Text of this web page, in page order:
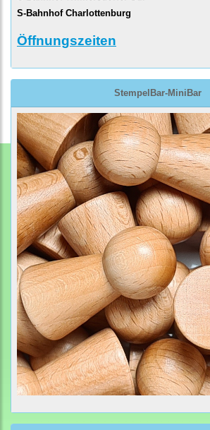
S-Bahnhof Charlottenburg
Öffnungszeiten
StempelBar-MiniBar